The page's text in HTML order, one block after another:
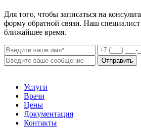
Для того, чтобы записаться на
форму обратной связи. Наш
ближайшее время.
Отправить
Услуги
Врачи
Цены
Документация
Контакты